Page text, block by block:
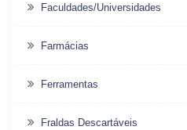
Faculdades/Universidades
Farmácias
Ferramentas
Fraldas Descartáveis